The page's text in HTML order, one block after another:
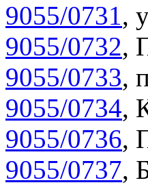
9055/0731,
9055/0732,
9055/0733,
9055/0734,
9055/0736,
9055/0737,